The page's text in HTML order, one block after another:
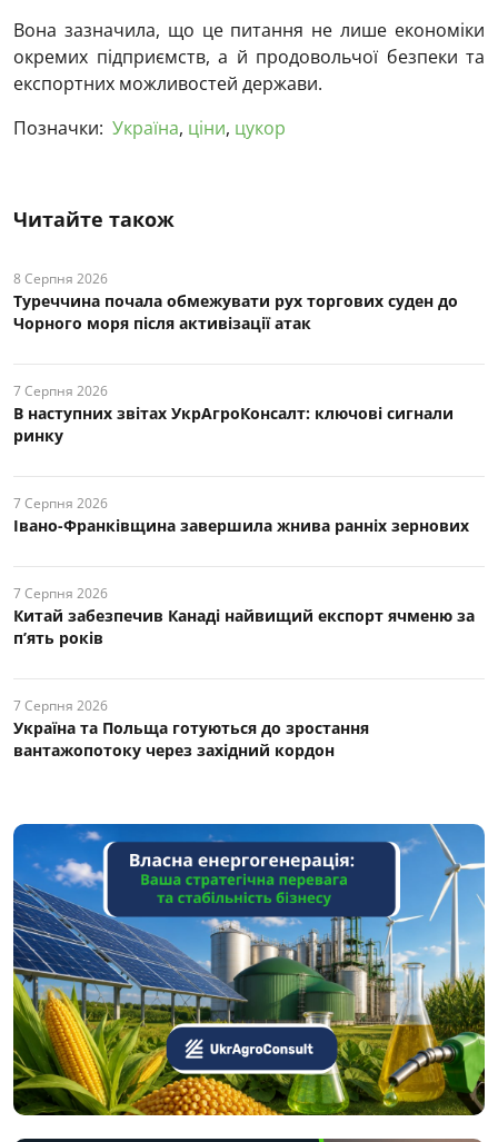
Вона зазначила, що це питання не лише економіки
окремих підприємств, а й продовольчої безпеки та
експортних можливостей держави.
Позначки: Україна, ціни, цукор
Читайте також
8 Серпня 2026
Туреччина почала обмежувати рух торгових суден до
Чорного моря після активізації атак
7 Серпня 2026
В наступних звітах УкрАгроКонсалт: ключові cигнали
ринку
7 Серпня 2026
Івано-Франківщина завершила жнива ранніх зернових
7 Серпня 2026
Китай забезпечив Канаді найвищий експорт ячменю за
п’ять років
7 Серпня 2026
Україна та Польща готуються до зростання
вантажопотоку через західний кордон